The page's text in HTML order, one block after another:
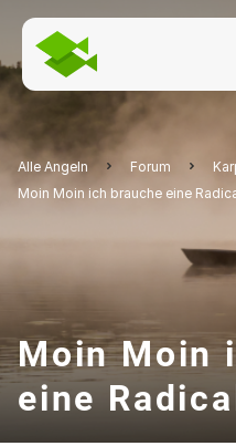
Alle Angeln Forum
Moin Moin ich brauche eine
Moin Moin
eine